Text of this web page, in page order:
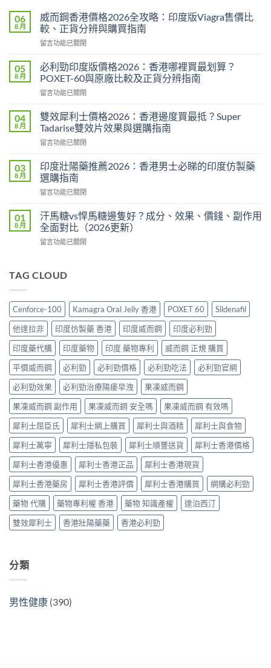
06
8 月
威而鋼香港價格2026全攻略：印度版Viagra售價比
較、正貨分辨與購買指南
在
而
鋼
香
港
格
2026
攻
印
度
Viagra
價
比
較、
辨
購
買
指
南〉
中
留言功能已關閉
05
8 月
必利勁印度版價格2026：香港哪裡買最划算？
POXET-60與原廠比較及正貨分辨指南
在
利
勁
印
度
價
格
2026：
香
哪
裡
最
POXET-
原
廠
比
較
及
正
貨
分
辨
指
南〉
中
留言功能已關閉
04
8 月
雙效犀利士價格2026：香港邊度買最抵？Super
Tadarise雙效片效果與選購指南
在
效
犀
利
士
格
2026：
港
買
Super
Tadarise
雙
效
片
效
果
與
選
購
指
南〉
中
留言功能已關閉
03
8 月
印度壯陽藥推薦2026：香港男士必睇的印度仿製藥
選購指南
在
度
壯
陽
藥
2026：
士
必
睇
的
印
度
仿
製
藥
選
購
指
南〉
中
留言功能已關閉
01
8 月
汗馬糖vs悍馬糖邊隻好？成分、效果、價錢、副作用
全面對比（2026更新）
在
糖
馬
糖
邊
隻
好？
成
分、
效
果、
價
錢、
副
作
用
全
面
對
比
（2026
更
新）〉
中
留言功能已關閉
TAG CLOUD
Cenforce-100 Kamagra Oral Jelly 香港 POXET 60
Sildenafil
他達拉非
印度仿製藥 香港 印度威而鋼
印度必利勁
印度藥代購
印度藥物 印度 藥物專利
威而鋼 正規 購買
平價威而鋼
必利勁 必利勁價格 必利勁吃法
必利勁官網
必利勁效果
必利勁治療陽痿早洩
果凍威而鋼
果凍威而鋼 副作用
果凍威而鋼 安全嗎
果凍威而鋼 有效嗎
犀利士屈臣氏
犀利士網上購買 犀利士與酒精
犀利士與食物
犀利士萬寧
犀利士隱私包裝 犀利士順豐送貨
犀利士香港價格
犀利士香港優惠
犀利士香港正品
犀利士香港現貨
犀利士香港藥房
犀利士香港評價 犀利士香港購買
網購必利勁
藥物 代購
藥物專利權 香港 藥物 知識產權
達泊西汀
雙效犀利士
香港壯陽藥藥 香港必利勁
分類
男性健康 (390)